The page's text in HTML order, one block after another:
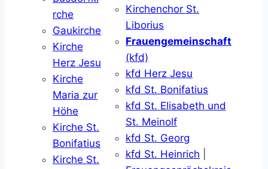
rche
Gaukirche
Kirche
Herz Jesu
Kirche
Maria zur
Höhe
Kirche St.
Bonifatius
Kirche St.
Kirchenchor St.
Liborius
Frauengemeinschaft
(kfd)
kfd Herz Jesu
kfd St. Bonifatius
kfd St. Elisabeth und
St. Meinolf
kfd St. Georg
kfd St. Heinrich